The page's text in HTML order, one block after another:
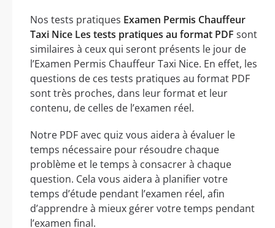
Nos tests pratiques Examen Permis Chauffeur
Taxi Nice Les tests pratiques au format PDF sont
similaires à ceux qui seront présents le jour de
l’Examen Permis Chauffeur Taxi Nice. En effet, les
questions de ces tests pratiques au format PDF
sont très proches, dans leur format et leur
contenu, de celles de l’examen réel.
Notre PDF avec quiz vous aidera à évaluer le
temps nécessaire pour résoudre chaque
problème et le temps à consacrer à chaque
question. Cela vous aidera à planifier votre
temps d’étude pendant l’examen réel, afin
d’apprendre à mieux gérer votre temps pendant
l’examen final.